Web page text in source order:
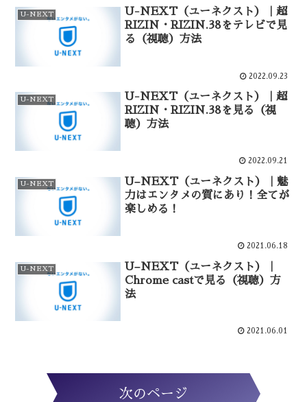
U-NEXT
U-NEXT（ユーネクスト）｜超
RIZIN・RIZIN.38をテレビで見
る（視聴）方法￼
2022.09.23
U-NEXT
U-NEXT（ユーネクスト）｜超
RIZIN・RIZIN.38を見る（視
聴）方法
2022.09.21
U-NEXT
U–NEXT（ユーネクスト）｜魅
力はエンタメの質にあり！全てが
楽しめる！
2021.06.18
U-NEXT
U–NEXT（ユーネクスト）｜
Chrome castで見る（視聴）方
法
2021.06.01
次のページ